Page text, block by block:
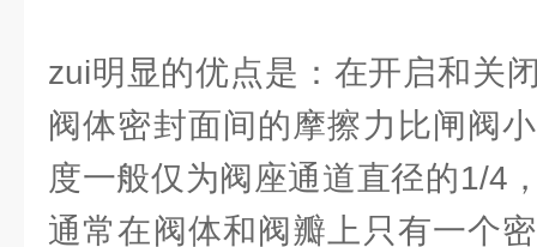
zui明显的优点是：在开启和关
阀体密封面间的摩擦力比闸阀
度一般仅为阀座通道直径的1/4
通常在阀体和阀瓣上只有一个